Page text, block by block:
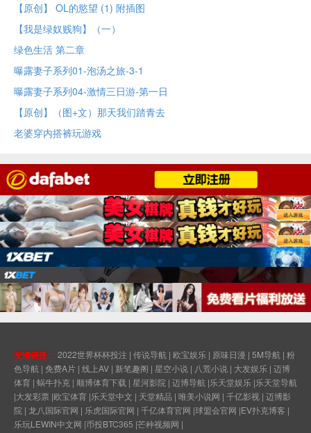
【原创】 OL的慾望 (1) 附插图
【我是绿奴贱狗】（一）
绿色生活 第二章
曝露妻子系列01-泡汤之旅-3-1
曝露妻子系列04-激情三日游-第一日
【原创】（图+文）那天我们踏青去
老婆穿内搭裤玩游戏
友情链接： 2022世界杯杯投注 | 传说导航 | 欧宝娱乐 | 原味日漫 | 5M导航 | 粉
色导航 | 免费A片 | 线上AV | 新笔趣阁 | 星空小说 | 八荒小说 | 大发娱乐 | 迈博
体育 | 蜗牛扑克 | 顺博体育下载 | 星河影院 | 迈博导航 |乐天堂娱乐 |乐天堂导航
|大发彩票 |欧宝体育 |乐天堂中文 | 天堂精品 | 唯美小说网 | 千亿影视 | 迈博影
院 | 龙八国际官网 | 乐虎国际官网 | 千亿体育官网 |球盟会官网 |EV扑克博客 |
乐玩LEWIN中文网 |币投BTC365 |芒种视频网 |